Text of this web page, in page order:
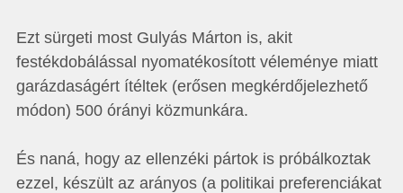
Ezt sürgeti most Gulyás Márton is, akit
festékdobálással nyomatékosított véleménye miatt
garázdaságért ítéltek (erősen megkérdőjelezhető
módon) 500 órányi közmunkára.
És naná, hogy az ellenzéki pártok is próbálkoztak
ezzel, készült az arányos (a politikai preferenciákat